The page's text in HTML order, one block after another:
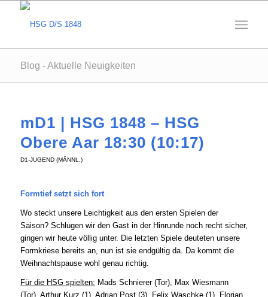
Blog - Aktuelle Neuigkeiten
mD1 | HSG 1848 – HSG
Obere Aar 18:30 (10:17)
D1-JUGEND (MÄNNL.)
Formtief setzt sich fort
Wo steckt unsere Leichtigkeit aus den ersten Spielen der
Saison? Schlugen wir den Gast in der Hinrunde noch recht sicher,
gingen wir heute völlig unter. Die letzten Spiele deuteten unsere
Formkriese bereits an, nun ist sie endgültig da. Da kommt die
Weihnachtspause wohl genau richtig.
Für die HSG spielten: Mads Schnierer (Tor), Max Wiesmann
(Tor), Arthur Kurz (1), Adrian Post (3), Felix Waschke (1), Florian